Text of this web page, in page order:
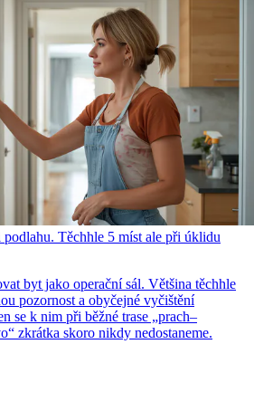
Těchhle 5 míst ale při úklidu
byt jako operační sál. Většina těchhle
pozornost a obyčejné vyčištění
se k nim při běžné trase „prach–
zkrátka skoro nikdy nedostaneme.